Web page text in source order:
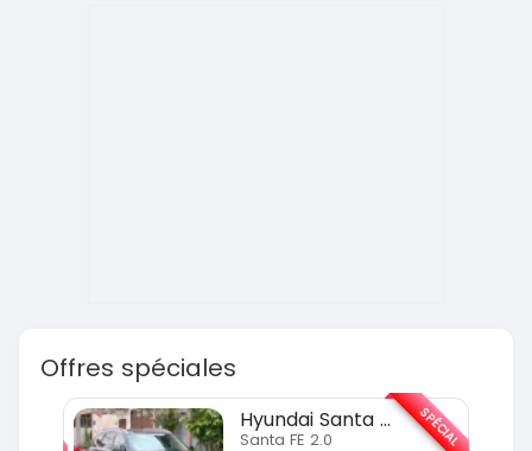
Offres spéciales
Hyundai Santa FE
Santa FE 2.0 SPÉCIAL